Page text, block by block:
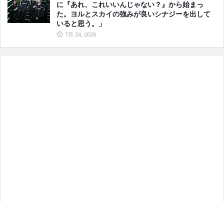
に『あれ、これいいんじゃない？』から始まっ
た。ヨルとスカイの強みが良いシナジーを出して
いると思う。」
7月 24, 2026